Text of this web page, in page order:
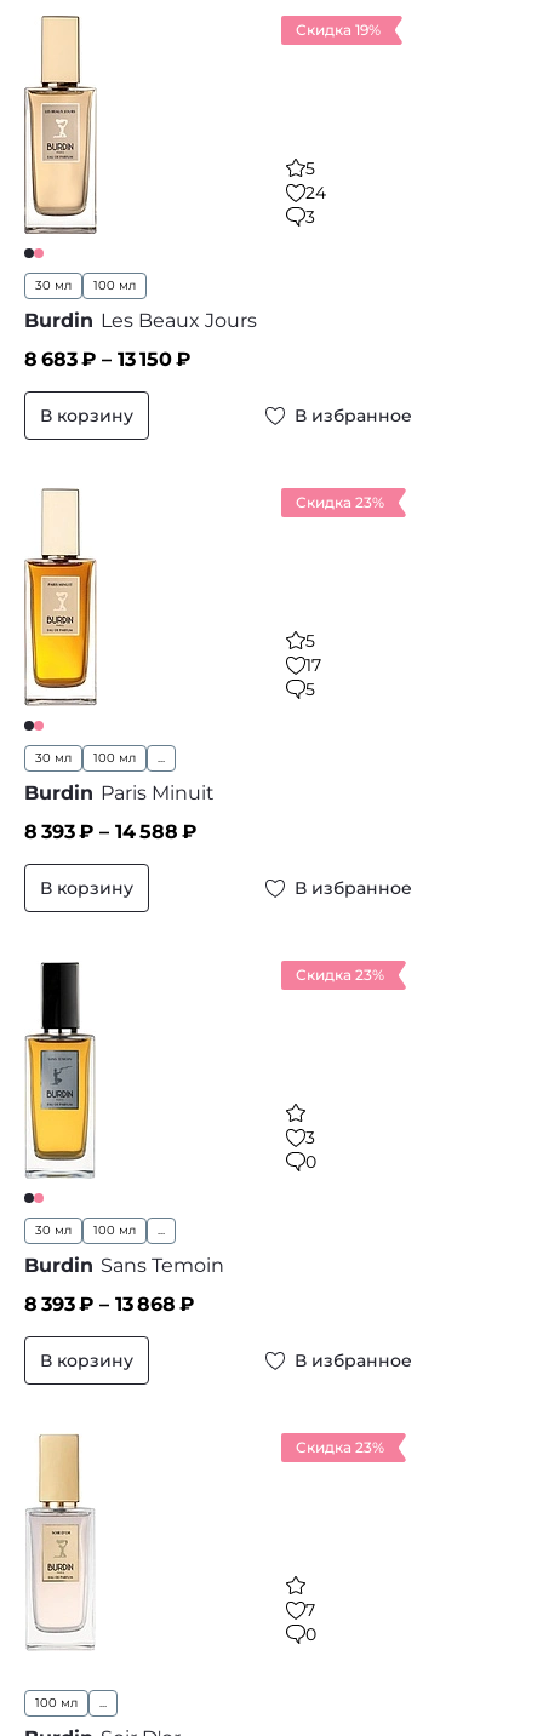
Скидка 19%
5
24
3
30 мл 100 мл
Burdin Les Beaux Jours
8 683₽ – 13 150₽
В корзину В избранное
Скидка 23%
5
17
5
30 мл 100 мл ...
Burdin Paris Minuit
8 393₽ – 14 588 ₽
В корзину В избранное
Скидка 23%
3
0
30 мл 100 мл ...
Burdin Sans Temoin
8 393₽ – 13 868 ₽
В корзину В избранное
Скидка 23%
7
0
100 мл ...